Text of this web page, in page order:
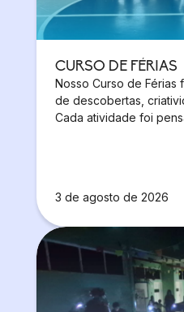
CURSO DE FÉRIAS
Nosso Curso de Férias
de descobertas,
Cada atividade foi
3 de agosto de 2026